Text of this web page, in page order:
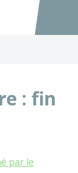
Accéder
: fin
par le